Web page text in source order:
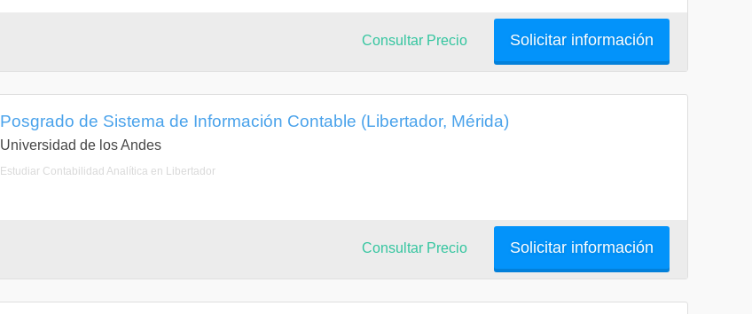
Solicitar información
Consultar Precio
Posgrado de Sistema de Información Contable (Libertador, Mérida)
Universidad de los Andes
Estudiar Contabilidad Analítica en Libertador
Solicitar información
Consultar Precio